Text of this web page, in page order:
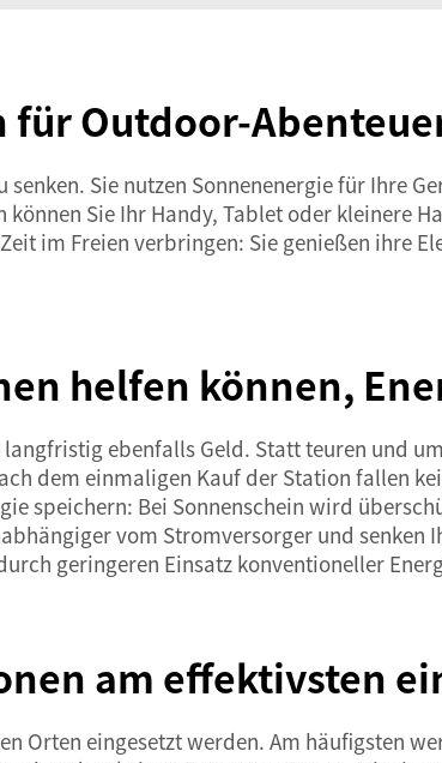
Outdoor-
Sie nutzen Sonnenenergie für Ihre
Sie Ihr Handy, Tablet oder kleinere
im Freien verbringen: Sie genießen ihre
helfen können,
ebenfalls Geld. Statt teuren und
dem einmaligen Kauf der Station fallen
speichern: Bei Sonnenschein wird
vom Stromversorger und senken
geringeren Einsatz konventioneller
am effektivsten
Orten eingesetzt werden. Am häufigsten